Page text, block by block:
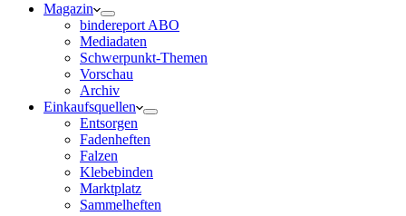
Magazin
bindereport ABO
Mediadaten
Schwerpunkt-Themen
Vorschau
Archiv
Einkaufsquellen
Entsorgen
Fadenheften
Falzen
Klebebinden
Marktplatz
Sammelheften